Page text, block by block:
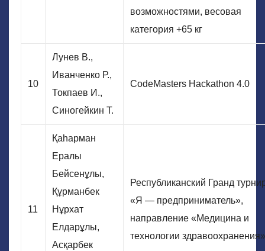
возможностями, весовая
категория +65 кг
10
Лунев В.,
Иванченко Р.,
Токпаев И.,
Синогейкин Т.
CodeMasters Hackathon 4.0
11
Қаһарман
Ералы
Бейсенұлы,
Құрманбек
Нұрхат
Елдарұлы,
Асқарбек
Республиканский Гранд
«Я — предприниматель»,
направление «Медицина и
технологии здравоохранения»